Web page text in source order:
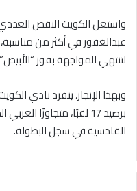
واستغل الكويت النقص
عبدالغفور في أكثر من
لتنتهي المواجهة بفوز
وبهذا الإنجاز، ينفرد نادي
القادسية في سجل البطولة.